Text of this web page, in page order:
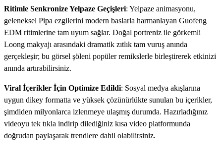
Ritimle Senkronize Yelpaze Geçişleri: Yelpaze animasyonu,
geleneksel Pipa ezgilerini modern baslarla harmanlayan Guofeng
EDM ritimlerine tam uyum sağlar. Doğal portreniz ile görkemli
Loong makyajı arasındaki dramatik zıtlık tam vuruş anında
gerçekleşir; bu görsel şöleni popüler remikslerle birleştirerek etkinizi
anında artırabilirsiniz.
Viral İçerikler İçin Optimize Edildi: Sosyal medya akışlarına
uygun dikey formatta ve yüksek çözünürlükte sunulan bu içerikler,
şimdiden milyonlarca izlenmeye ulaşmış durumda. Hazırladığınız
videoyu tek tıkla indirip dilediğiniz kısa video platformunda
doğrudan paylaşarak trendlere dahil olabilirsiniz.